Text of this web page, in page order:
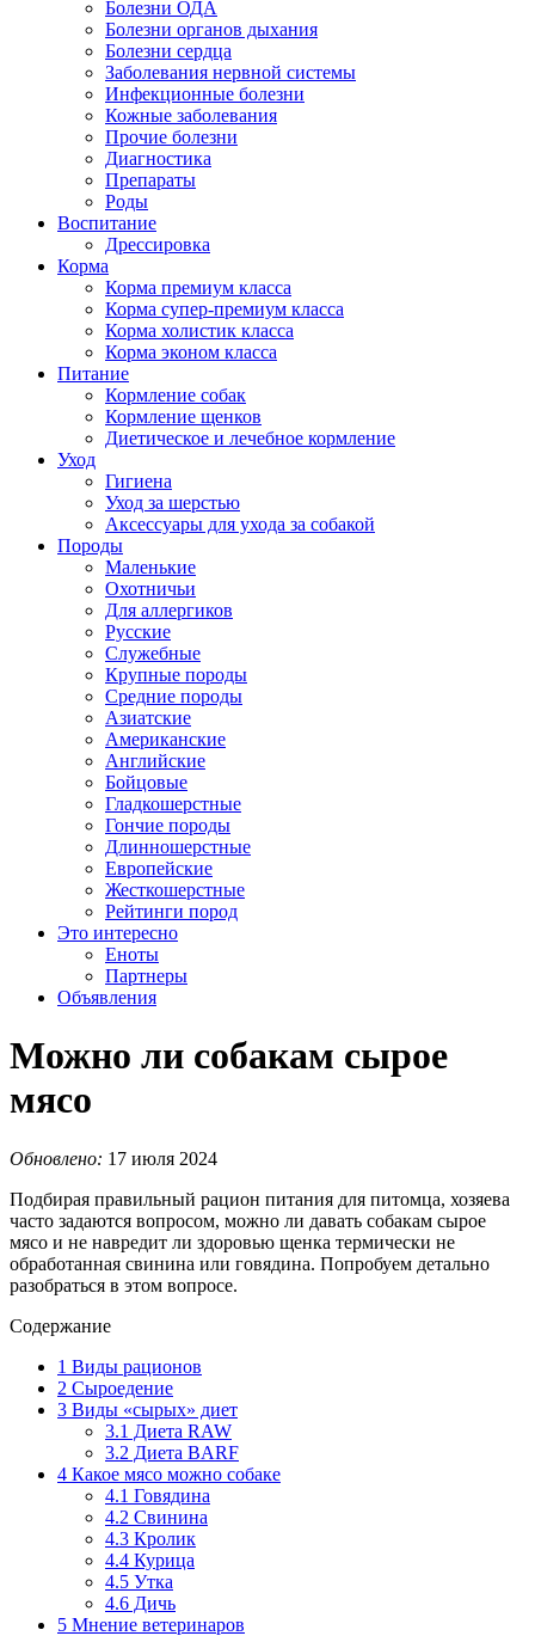
Болезни ОДА
Болезни органов дыхания
Болезни сердца
Заболевания нервной системы
Инфекционные болезни
Кожные заболевания
Прочие болезни
Диагностика
Препараты
Роды
Воспитание
Дрессировка
Корма
Корма премиум класса
Корма супер-премиум класса
Корма холистик класса
Корма эконом класса
Питание
Кормление собак
Кормление щенков
Диетическое и лечебное кормление
Уход
Гигиена
Уход за шерстью
Аксессуары для ухода за собакой
Породы
Маленькие
Охотничьи
Для аллергиков
Русские
Служебные
Крупные породы
Средние породы
Азиатские
Американские
Английские
Бойцовые
Гладкошерстные
Гончие породы
Длинношерстные
Европейские
Жесткошерстные
Рейтинги пород
Это интересно
Еноты
Партнеры
Объявления
Можно ли собакам сырое
мясо
Обновлено: 17 июля 2024
Подбирая правильный рацион питания для питомца, хозяева
часто задаются вопросом, можно ли давать собакам сырое
мясо и не навредит ли здоровью щенка термически не
обработанная свинина или говядина. Попробуем детально
разобраться в этом вопросе.
Содержание
1 Виды рационов
2 Сыроедение
3 Виды «сырых» диет
3.1 Диета RAW
3.2 Диета BARF
4 Какое мясо можно собаке
4.1 Говядина
4.2 Свинина
4.3 Кролик
4.4 Курица
4.5 Утка
4.6 Дичь
5 Мнение ветеринаров